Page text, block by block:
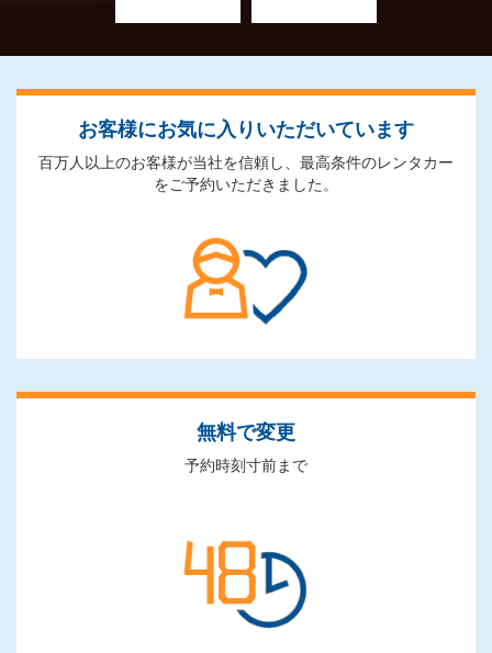
お客様にお気に入りいただいています
百万人以上のお客様が当社を信頼し、最高条件のレンタカー
をご予約いただきました。
無料で変更
予約時刻寸前まで